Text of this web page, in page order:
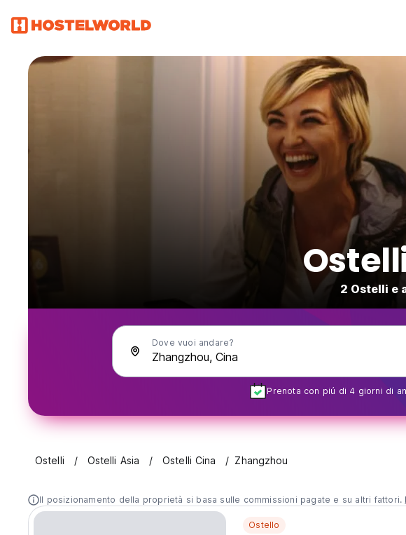
2 Ostelli e
Dove vuoi andare?
Prenota con piú di 4 giorni di
Ostelli Ostelli Asia Ostelli Cina Zhangzhou
Il posizionamento della proprietà si basa sulle commissioni pagate e su altri fattori.
Ostello